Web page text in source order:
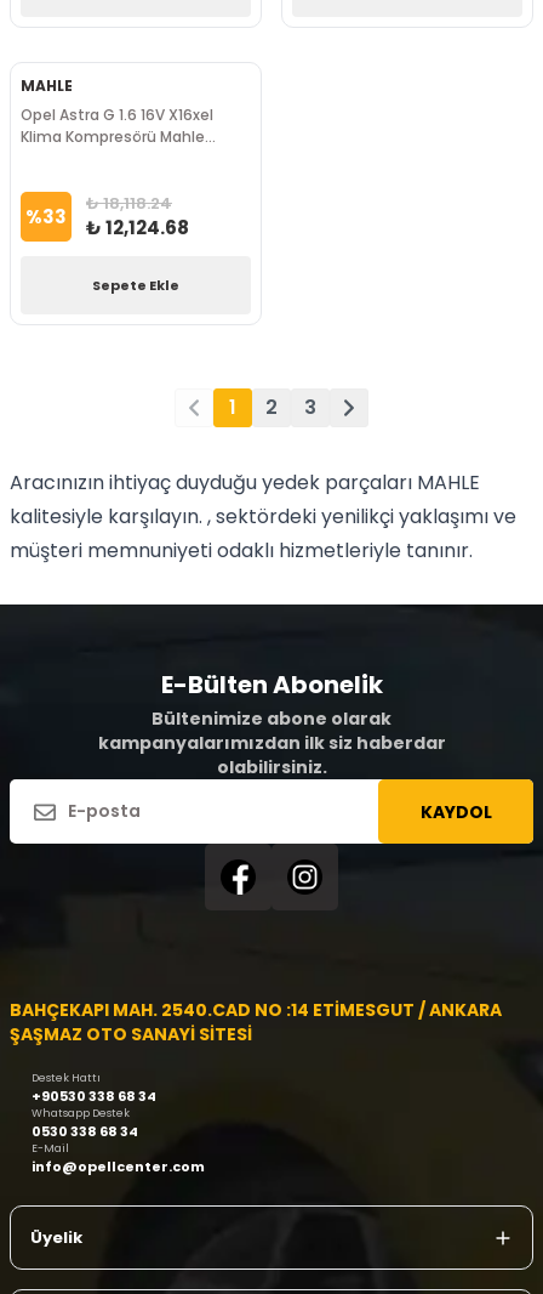
MAHLE
Opel Astra G 1.6 16V X16xel
Klima Kompresörü Mahle
%33 ₺ 18,118.24
₺ 12,124.68
Sepete Ekle
1 2 3
Aracınızın ihtiyaç duyduğu yedek parçaları MAHLE
kalitesiyle karşılayın. , sektördeki yenilikçi yaklaşımı ve
müşteri memnuniyeti odaklı hizmetleriyle tanınır.
E-Bülten Abonelik
Bültenimize abone olarak
kampanyalarımızdan ilk siz haberdar
olabilirsiniz.
KAYDOL
BAHÇEKAPI MAH. 2540.CAD NO :14 ETİMESGUT / ANKARA
ŞAŞMAZ OTO SANAYİ SİTESİ
Destek Hattı
+90530 338 68 34
Whatsapp Destek
0530 338 68 34
E-Mail
info@opellcenter.com
Üyelik